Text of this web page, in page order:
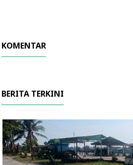
KOMENTAR
BERITA TERKINI